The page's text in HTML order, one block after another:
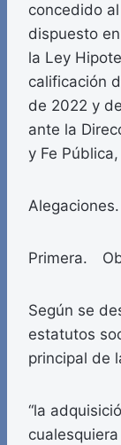
concedido
dispuesto
la Ley
calificación
de 2022 y
ante la
y Fe
Alegaciones.
Primera.
Según se
estatutos
principal de
“la